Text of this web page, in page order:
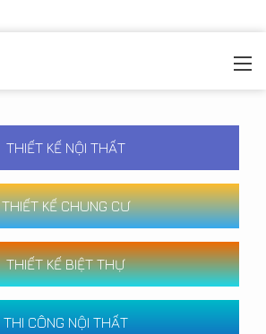
THIẾT KẾ NỘI THẤT
THIẾT KẾ CHUNG CƯ
THIẾT KẾ BIỆT THỰ
THI CÔNG NỘI THẤT